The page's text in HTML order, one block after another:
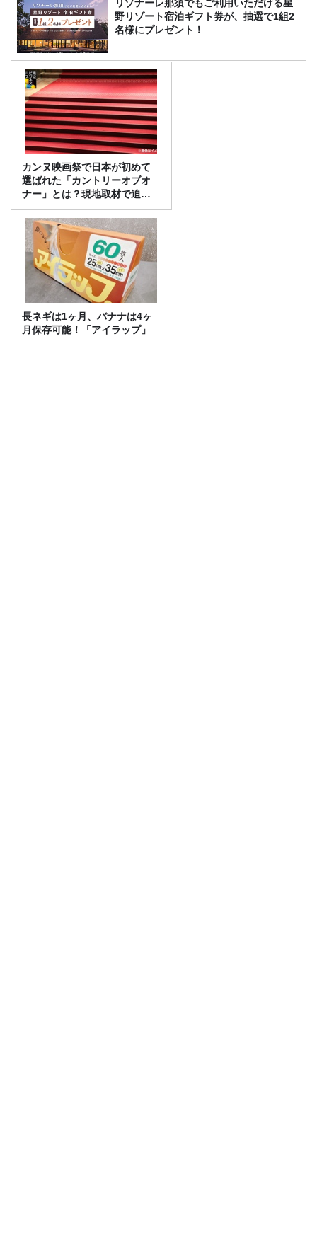
リゾナーレ那須でもご利用いただける星
野リゾート宿泊ギフト券が、抽選で1組2
名様にプレゼント！
カンヌ映画祭で日本が初めて
選ばれた「カントリーオブオ
ナー」とは？現地取材で迫る
選出の意味
長ネギは1ヶ月、バナナは4ヶ
月保存可能！「アイラップ」